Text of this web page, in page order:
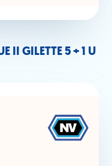
II GILETTE 5 + 1 U